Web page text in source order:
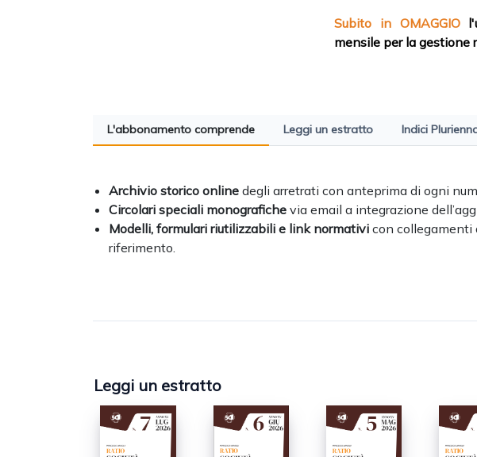
Subito in OMAGGIO l
mensile per la gestione
L'abbonamento comprende Leggi un estratto Indici
Archivio storico online degli arretrati con anteprima di ogni
Circolari speciali monografiche via email a integrazione
Modelli, formulari riutilizzabili e link normativi con collegamenti
riferimento.
Leggi un estratto